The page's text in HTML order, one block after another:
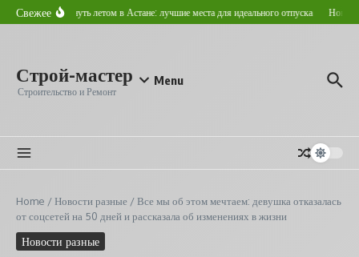
Перейти к содержанию
Свежее
Где отдохнуть летом в Астане: лучшие места для идеального отпуска
Строй-мастер
Строительство и Ремонт
Menu
Home /Новости разные /Все мы об этом мечтаем: девушка отказалась
от соцсетей на 50 дней и рассказала об изменениях в жизни
Новости разные